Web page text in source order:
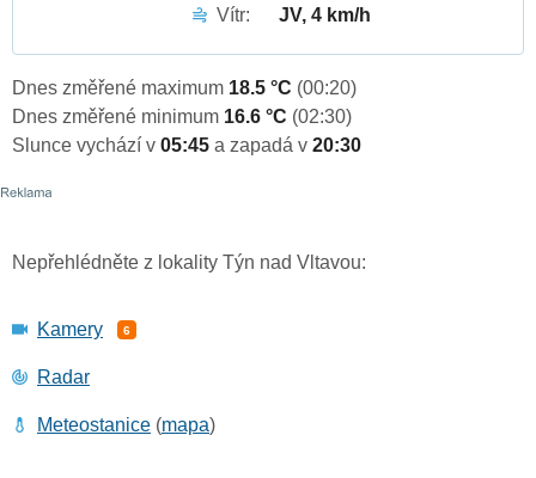
Vítr:
JV, 4 km/h
Dnes změřené maximum 18.5 °C (00:20)
Dnes změřené minimum 16.6 °C (02:30)
Slunce vychází v 05:45 a zapadá v 20:30
Nepřehlédněte z lokality Týn nad Vltavou:
Kamery 6
Radar
Meteostanice (mapa)